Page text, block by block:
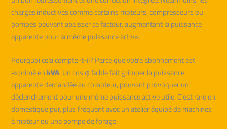
charges inductives comme certains moteurs, compresseurs ou
pompes peuvent abaisser ce facteur, augmentant la puissance
apparente pour la même puissance active.
Pourquoi cela compte-t-il? Parce que votre abonnement est
exprimé enkVA. Un cos φ faible fait grimper la puissance
apparente demandée au compteur, pouvant provoquer un
déclenchement pour une même puissance active utile. C’est rare en
domestique pur, plus fréquent avec un atelier équipé de machines
à moteur ou une pompe de forage.